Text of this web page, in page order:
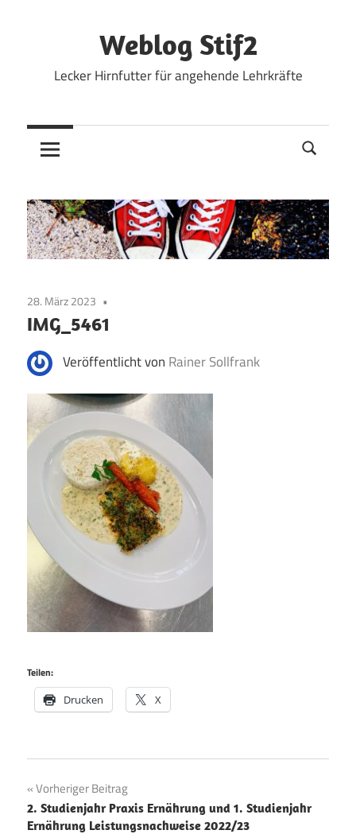
Weblog Stif2
Lecker Hirnfutter für angehende Lehrkräfte
28. März 2023
IMG_5461
Veröffentlicht von Rainer Sollfrank
Teilen:
Drucken X
Beitragsnavigation
Vorheriger Beitrag
2. Studienjahr Praxis Ernährung und 1. Studienjahr
Ernährung Leistungsnachweise 2022/23